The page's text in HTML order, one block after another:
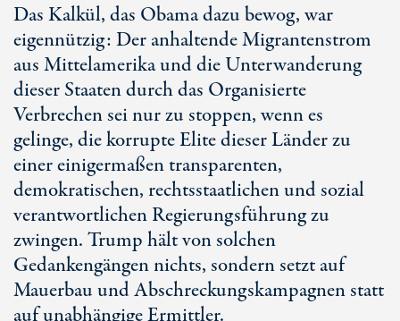
Das Kalkül, das Obama dazu bewog, war
eigennützig: Der anhaltende Migrantenstrom
aus Mittelamerika und die Unterwanderung
dieser Staaten durch das Organisierte
Verbrechen sei nur zu stoppen, wenn es
gelinge, die korrupte Elite dieser Länder zu
einer einigermaßen transparenten,
demokratischen, rechtsstaatlichen und sozial
verantwortlichen Regierungsführung zu
zwingen. Trump hält von solchen
Gedankengängen nichts, sondern setzt auf
Mauerbau und Abschreckungskampagnen statt